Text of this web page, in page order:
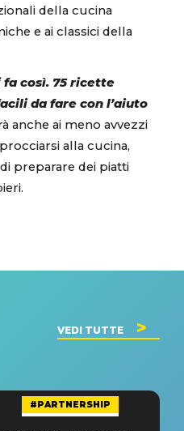
della cucina
e ai classici della
fa così. 75 ricette
da fare con l’aiuto
anche ai meno avvezzi
alla cucina,
preparare dei piatti
VEDI TUTTE
#PARTNERSHIP